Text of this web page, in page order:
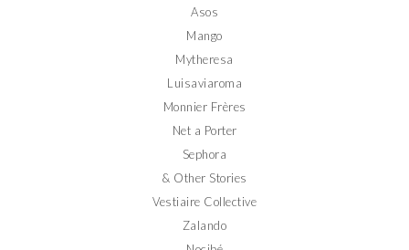
Asos
Mango
Mytheresa
Luisaviaroma
Monnier Frères
Net a Porter
Sephora
& Other Stories
Vestiaire Collective
Zalando